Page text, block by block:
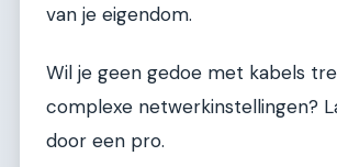
van je eigendom.
Wil je geen gedoe met kabels
complexe netwerkinstellingen?
door een pro.